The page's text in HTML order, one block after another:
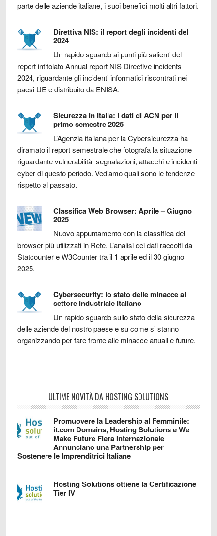
parte delle aziende italiane, i suoi benefici molti altri fattori.
Direttiva NIS: il report degli incidenti del
2024
Un rapido sguardo ai punti più salienti del
report intitolato Annual report NIS Directive incidents
2024, riguardante gli incidenti informatici riscontrati nei
paesi UE e distribuito da ENISA.
Sicurezza in Italia: i dati di ACN per il
primo semestre 2025
L’Agenzia italiana per la Cybersicurezza ha
diramato il report semestrale che fotografa la situazione
riguardante vulnerabilità, segnalazioni, attacchi e incidenti
cyber di questo periodo. Vediamo quali sono le tendenze
rispetto al passato.
Classifica Web Browser: Aprile – Giugno
2025
Nuovo appuntamento con la classifica dei
browser più utilizzati in Rete. L’analisi dei dati raccolti da
Statcounter e W3Counter tra il 1 aprile ed il 30 giugno
2025.
Cybersecurity: lo stato delle minacce al
settore industriale italiano
Un rapido sguardo sullo stato della sicurezza
delle aziende del nostro paese e su come si stanno
organizzando per fare fronte alle minacce attuali e future.
ULTIME NOVITÀ DA HOSTING SOLUTIONS
Promuovere la Leadership al Femminile:
it.com Domains, Hosting Solutions e We
Make Future Fiera Internazionale
Annunciano una Partnership per
Sostenere le Imprenditrici Italiane
Hosting Solutions ottiene la Certificazione
Tier IV